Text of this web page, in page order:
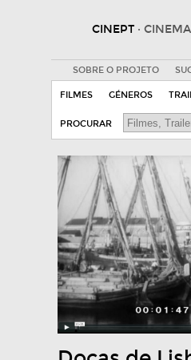
CINEPT ·
SOBRE O PROJETO
FILMES GÉNEROS
PROCURAR